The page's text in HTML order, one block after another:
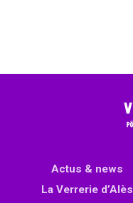
Actus & news
La Verrerie d’Alès